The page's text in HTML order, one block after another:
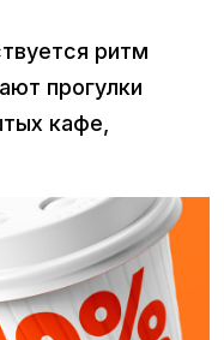
ритм
прогулки
кафе,